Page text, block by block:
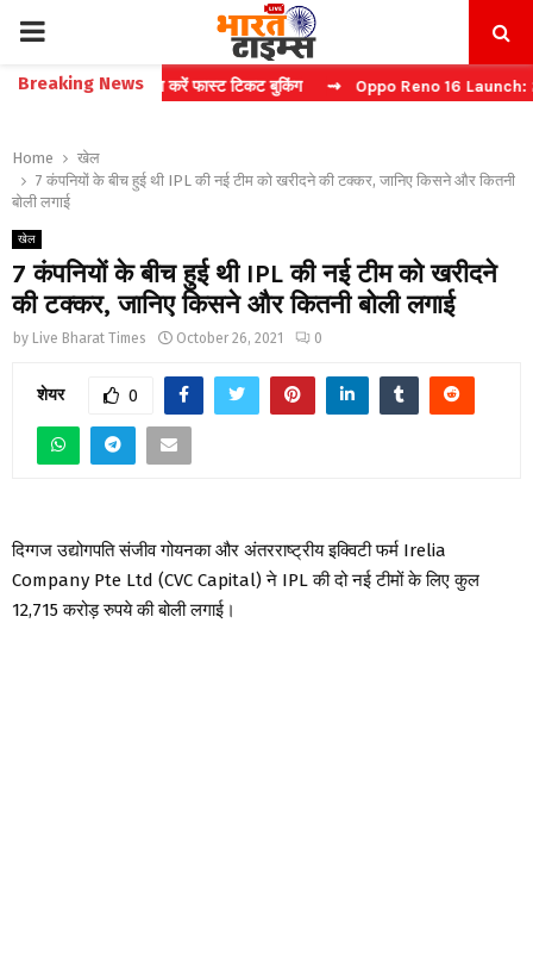
PRIMARY
MENU
Breaking News
बिना कैप्चा करें फास्ट टिकट बुकिंग ⇝ Oppo Reno 16 Launch: 2 जुलाई
Home
खेल
7 कंपनियों के बीच हुई थी IPL की नई टीम को खरीदने की टक्कर, जानिए किसने और कितनी
बोली लगाई
खेल
7 कंपनियों के बीच हुई थी IPL की नई टीम को खरीदने
की टक्कर, जानिए किसने और कितनी बोली लगाई
by Live Bharat Times October 26, 2021 0
शेयर 0
दिग्गज उद्योगपति संजीव गोयनका और अंतरराष्ट्रीय इक्विटी फर्म Irelia
Company Pte Ltd (CVC Capital) ने IPL की दो नई टीमों के लिए कुल
12,715 करोड़ रुपये की बोली लगाई।